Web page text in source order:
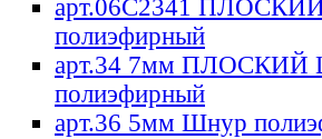
арт.06С2341
полиэфирный
арт.34 7мм ПЛОСКИЙ
полиэфирный
арт.36 5мм Шнур